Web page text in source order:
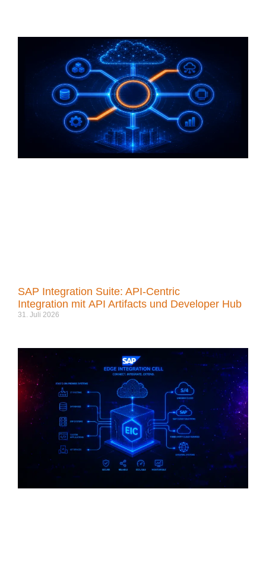
SAP Integration Suite: API-Centric
Integration mit API Artifacts und Developer Hub
31. Juli 2026